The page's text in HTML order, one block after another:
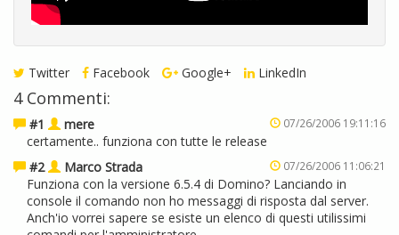
Twitter Facebook Google+ LinkedIn
4 Commenti:
#1 mere 07/26/2006 19:11:16
certamente.. funziona con tutte le release
#2
Marco Strada 07/26/2006 11:06:21
Funziona con la versione 6.5.4 di Domino? Lanciando in
console il comando non ho messaggi di risposta dal server.
Anch'io vorrei sapere se esiste un elenco di questi utilissimi